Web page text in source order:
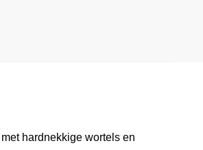
hardnekkige wortels en